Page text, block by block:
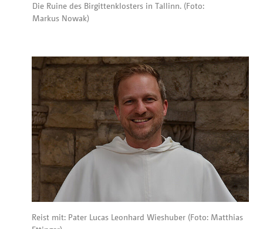
Die Ruine des Birgittenklosters in Tallinn. (Foto:
Markus Nowak)
Reist mit: Pater Lucas Leonhard Wieshuber (Foto: Matthias